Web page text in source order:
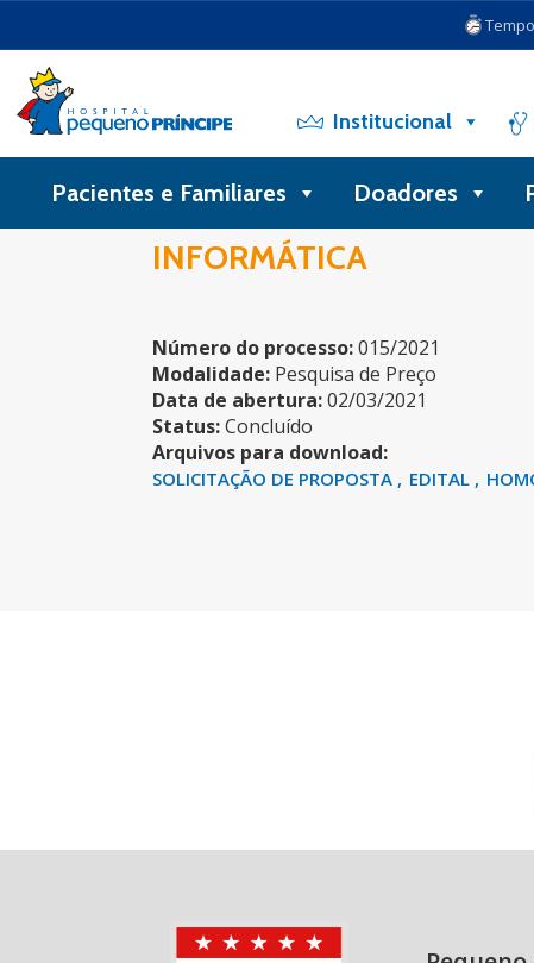
Institucional
Pacientes e Familiares Doadores
INFORMÁTICA
Número do processo:015/2021
Modalidade: Pesquisa de Preço
Data de abertura:02/03/2021
Status:Concluído
Arquivos para download:
SOLICITAÇÃO DE PROPOSTA EDITAL